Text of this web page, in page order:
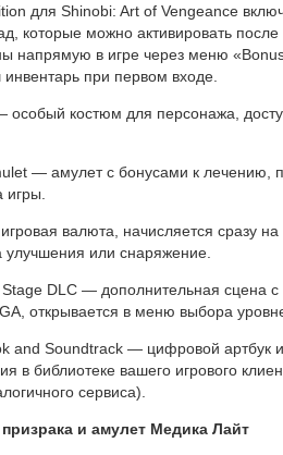
для Shinobi: Art of Vengeance
которые можно активировать
напрямую в игре через меню
при первом входе.
особый костюм для персонажа,
— амулет с бонусами к лечению,
игры.
валюта, начисляется сразу на
улучшения или снаряжение.
DLC — дополнительная сцена с
открывается в меню выбора
and Soundtrack — цифровой артбук
в библиотеке вашего игрового
сервиса).
и амулет Медика Лайт